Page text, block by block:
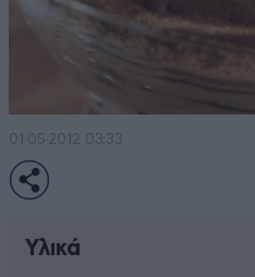
01·05·2012 03:33
Υλικά